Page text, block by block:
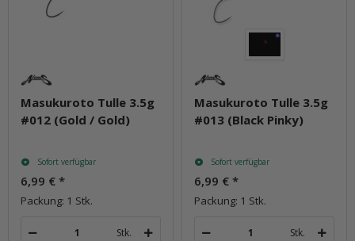
Masukuroto Tulle 3.5g
#012 (Gold / Gold)
Sofort verfügbar
6,99 € *
Packung: 1 Stk.
Stk.
Masukuroto Tulle 3.5g
#013 (Black Pinky)
Sofort verfügbar
6,99 € *
Packung: 1 Stk.
Stk.